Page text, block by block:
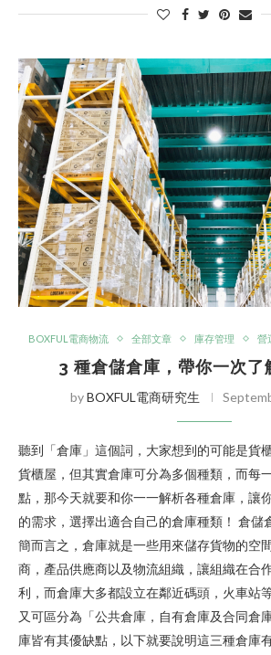
BOXFUL電商物流 全部文章 庫存管理 營
3 種倉儲倉庫，帶你一次了
byBOXFUL電商研究生
聽到「倉庫」這個詞，大家想到的可能是貨
貨櫃屋，但其實倉庫可分為多個種類，而每
點，那今天就要和你一一解析各種倉庫，讓
的需求，選擇出適合自己的倉庫種類！ 倉儲
簡而言之，倉庫就是一些用來儲存貨物的空
商，產品供應商以及物流組織，讓組織在合
利，而倉庫大多都設立在鄰近碼頭，火車站
又可區分為「公共倉庫，自有倉庫及合同倉
庫皆有其優缺點，以下就要說明這三種倉庫